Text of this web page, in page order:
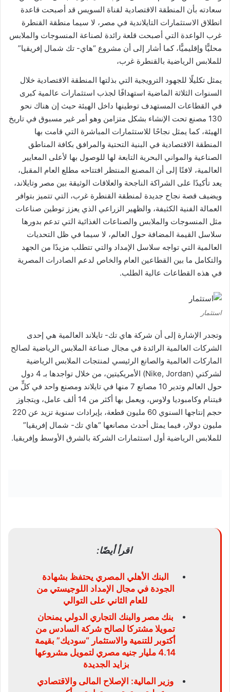
سعادته بأن المنطقة الاقتصادية لقناة السويس قد أصبحت قاعدة
انطلاق الاستثمارات التايلاندية في مصر، لا سيما منطقة القنطرة
غرب الواعدة التي أصبحت قلعة رائدة لصناعة المنسوجات والملابس
محليًّا وإقليميًّا، كما أشار إلى أن مشروع “هاي- تك شمال إفريقيا”
للملابس الرياضية بالقنطرة غرب،
يمثل تكليلًا للجهود الترويجية التي بذلتها المنطقة الاقتصادية خلال
السنوات الثلاثة الماضية استهدافًا لجذب استثمارات عالمية كبرى
في القطاعات المستهدف توطينها داخل الهيئة حيث إن هناك نحو
130 مصنع تحت الإنشاء بشكل متزامن وهو أمر غير مسبوق في تاريخ
الهيئة، كما يمثل نجاحًا للاستثمارات المباشرة التي قامت بها
المنطقة الاقتصادية في البنية التحتية والمرافق بكافة المناطق
الصناعية والمواني البحرية التابعة لها للوصول بها لأعلى المعايير
العالمية، لافتًا إلى أن المصنع المنتظر افتتاحه مطلع العام المقبل،
يعد تأكيدًا على الشراكة الناجحة والعلاقات الوثيقة بين مصر وتايلاند،
ويضيف قصة نجاح جديدة لمنطقة القنطرة غرب، التي تتميز بتوافر
العمالة الفنية الكثيفة، والظهير الزراعي الذي يعزز توطين صناعات
مثل المنسوجات والملابس والصناعات الغذائية التي تدعم بدورها
سلاسل القيمة المضافة حول العالم، لا سيما في ظل التحديات
العالمية التي تواجه سلاسل الإمداد والتي تتطلب مزيدًا من الجهد
والتكامل ما بين القطاعين العام والخاص لدعم الصادرات المصرية
في هذه القطاعات عالية الطلب.
استثمار
وتجدر الإشارة إلى أن شركة هاي تك- تايلاند العالمية هي إحدى
الشركات العالمية الرائدة في مجال صناعة الملابس الرياضية لصالح
الماركات العالمية والصانع الرئيسي لمنتجات الملابس الرياضية
لشركتي (Nike, Jordan) الأمريكيتين، من خلال تواجدها بـ 4 دول
حول العالم وتدير 10 مصانع 7 منها في تايلاند ومصنع واحد في كلٍّ من
فيتنام وكامبوديا ولاوس، ويعمل بها أكثر من 14 ألف عامل، ويتجاوز
حجم إنتاجها السنوي 60 مليون قطعة، بإيرادات سنوية تزيد عن 220
مليون دولار، فيما يمثل أحدث مصانعها “هاي تك- شمال إفريقيا”
للملابس الرياضية أول استثمارات الشركة بالشرق الأوسط وإفريقيا.
اقرأ أيضًا:
البنك الأهلي المصري يحتفظ بشهادة
الجودة في مجال الإمداد اللوجيستي من
للعام الثاني على التوالي
بنك مصر والبنك التجاري الدولي يمنحان
تمويلا مشتركا لصالح شركة السادس من
أكتوبر للتنمية والاستثمار “سوديك” بقيمة
4.14 مليار جنيه مصري لتمويل مشروعها
بزايد الجديدة
وزير المالية: الإصلاح المالى والاقتصادي